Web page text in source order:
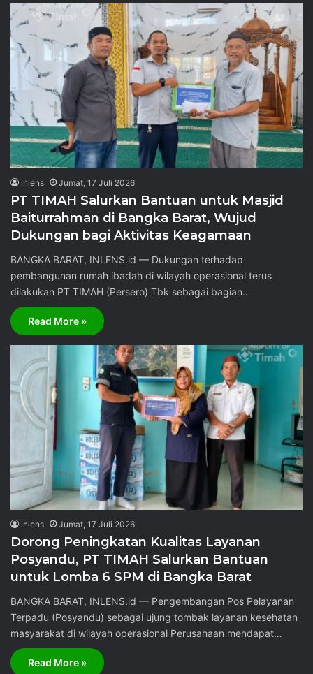
inlens Jumat, 17 Juli 2026
PT TIMAH Salurkan Bantuan untuk Masjid
Baiturrahman di Bangka Barat, Wujud
Dukungan bagi Aktivitas Keagamaan
BANGKA BARAT, INLENS.id — Dukungan terhadap
pembangunan rumah ibadah di wilayah operasional terus
dilakukan PT TIMAH (Persero) Tbk sebagai bagian…
Read More »
inlens Jumat, 17 Juli 2026
Dorong Peningkatan Kualitas Layanan
Posyandu, PT TIMAH Salurkan Bantuan
untuk Lomba 6 SPM di Bangka Barat
BANGKA BARAT, INLENS.id — Pengembangan Pos Pelayanan
Terpadu (Posyandu) sebagai ujung tombak layanan kesehatan
masyarakat di wilayah operasional Perusahaan mendapat…
Read More »